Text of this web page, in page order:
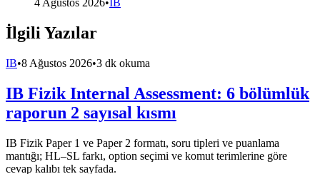
4 Ağustos 2026•IB
İlgili Yazılar
IB•8 Ağustos 2026•3 dk okuma
IB Fizik Internal Assessment: 6 bölümlük
raporun 2 sayısal kısmı
IB Fizik Paper 1 ve Paper 2 formatı, soru tipleri ve puanlama
mantığı; HL–SL farkı, option seçimi ve komut terimlerine göre
cevap kalıbı tek sayfada.